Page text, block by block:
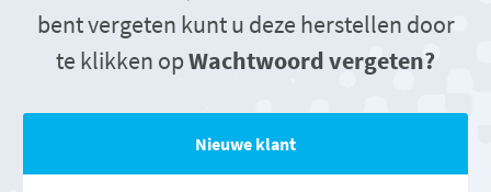
bent vergeten kunt u deze herstellen door
te klikken opWachtwoord vergeten?
Nieuwe klant